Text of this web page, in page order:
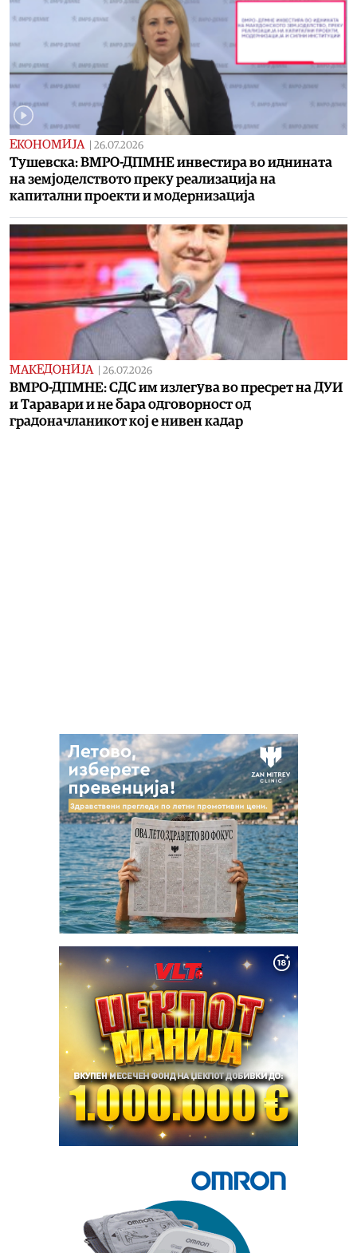
ЕКОНОМИЈА 26.07.2026
Тушевска: ВМРО-ДПМНЕ инвестира во иднината
на земјоделството преку реализација на
капитални проекти и модернизација
МАКЕДОНИЈА 26.07.2026
ВМРО-ДПМНЕ: СДС им излегува во пресрет на ДУИ
и Таравари и не бара одговорност од
градоначланикот кој е нивен кадар